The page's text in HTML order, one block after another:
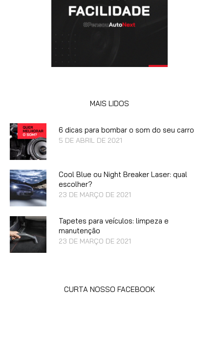
MAIS LIDOS
6 dicas para bombar o som do seu carro
5 DE ABRIL DE 2021
Cool Blue ou Night Breaker Laser: qual
escolher?
23 DE MARÇO DE 2021
Tapetes para veículos: limpeza e
manutenção
23 DE MARÇO DE 2021
CURTA NOSSO FACEBOOK